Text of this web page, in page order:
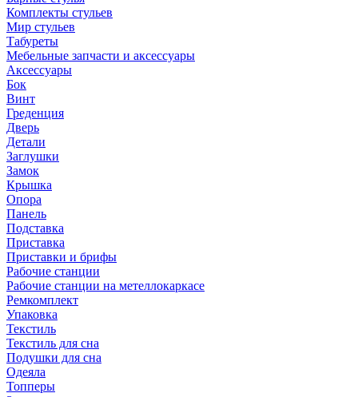
Комплекты стульев
Мир стульев
Табуреты
Мебельные запчасти и аксессуары
Аксессуары
Бок
Винт
Греденция
Дверь
Детали
Заглушки
Замок
Крышка
Опора
Панель
Подставка
Приставка
Приставки и брифы
Рабочие станции
Рабочие станции на метеллокаркасе
Ремкомплект
Упаковка
Текстиль
Текстиль для сна
Подушки для сна
Одеяла
Топперы